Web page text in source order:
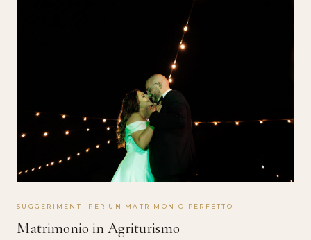
SUGGERIMENTI PER UN MATRIMONIO PERFETTO
Matrimonio in Agriturismo